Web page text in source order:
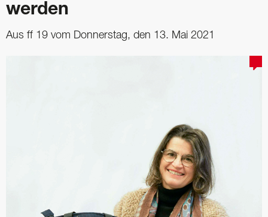
werden
Aus ff 19 vom Donnerstag, den 13. Mai 2021